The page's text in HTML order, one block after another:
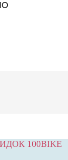
100BIKE